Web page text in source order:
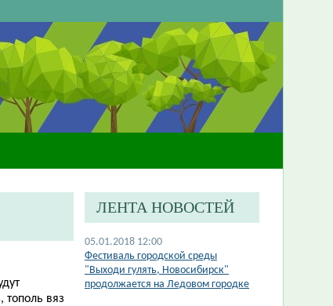
тополь вяз
ЛЕНТА НОВОСТЕЙ
05.01.2018 12:00
Фестиваль городской среды
"Выходи гулять, Новосибирск"
продолжается на Ледовом городке